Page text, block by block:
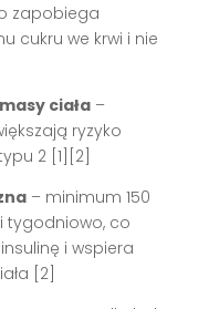
zapobiega
cukru we krwi i nie
ciała –
ryzyko
2 [1][2]
– minimum 150
tygodniowo, co
i wspiera
[2]